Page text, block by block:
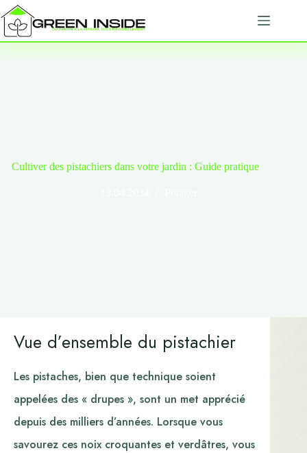
Passer
au
contenu
Cultiver des pistachiers dans votre jardin : Guide pratique
Vue d’ensemble du pistachier
Les pistaches, bien que technique soient
appelées des « drupes », sont un met apprécié
depuis des milliers d’années. Lorsque vous
savourez ces noix croquantes et verdâtres, vous